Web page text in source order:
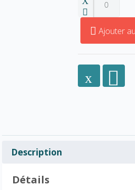
Ajouter
Description
Détails